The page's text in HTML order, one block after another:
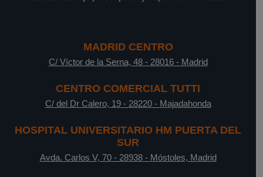
MADRID CENTRO
C/ Víctor de la Serna, 48- 28016- Madrid
CENTRO COMERCIAL TUTTI
C/ del Dr Calero, 19- 28220- Majadahonda
HOSPITAL UNIVERSITARIO HM PUERTA DEL
SUR
Avda. Carlos V, 70- 28938- Móstoles, Madrid